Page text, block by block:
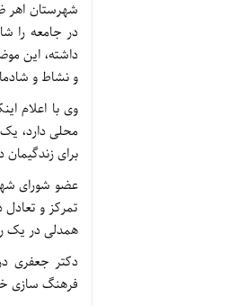
شهرستان اهر
در جامعه را
داشته، این
و نشاط و
وی با اعلام
محلی دارد،
برای زندگیمان
عضو شورای
تمرکز و
همدلی در یک
دکتر جعفری
فرهنگ سازی